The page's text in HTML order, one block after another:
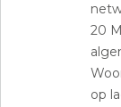
20
op